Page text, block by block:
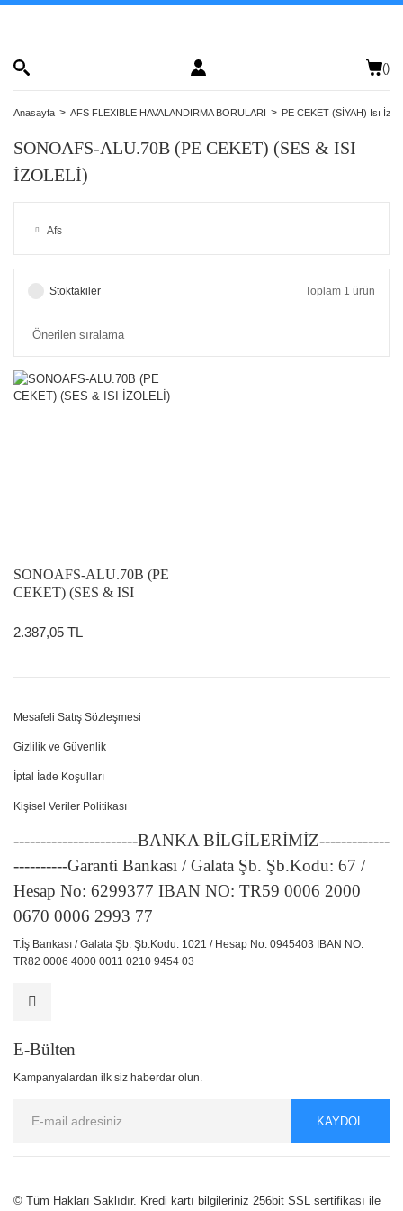
()
Anasayfa AFS FLEXIBLE HAVALANDIRMA BORULARI PE CEKET (SİYAH) Isı
SONOAFS-ALU.70B (PE CEKET) (SES & ISI
İZOLELİ)
Afs
Stoktakiler Toplam 1 ürün
SONOAFS-ALU.70B (PE
CEKET) (SES & ISI
2.387,05 TL
Mesafeli Satış Sözleşmesi
Gizlilik ve Güvenlik
İptal İade Koşulları
Kişisel Veriler Politikası
-----------------------BANKA BİLGİLERİMİZ-------------
----------Garanti Bankası / Galata Şb. Şb.Kodu: 67 /
Hesap No: 6299377 IBAN NO: TR59 0006 2000
0670 0006 2993 77
T.İş Bankası / Galata Şb. Şb.Kodu: 1021 / Hesap No: 0945403 IBAN NO:
TR82 0006 4000 0011 0210 9454 03
E-Bülten
Kampanyalardan ilk siz haberdar olun.
KAYDOL
© Tüm Hakları Saklıdır. Kredi kartı bilgileriniz 256bit SSL sertifikası ile